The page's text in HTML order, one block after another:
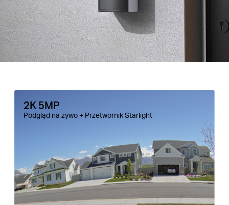
2K 5MP
Podgląd na żywo + Przetwornik Starlight